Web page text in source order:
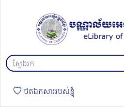
ថតឯកសាររបស់ខ្ញុំ